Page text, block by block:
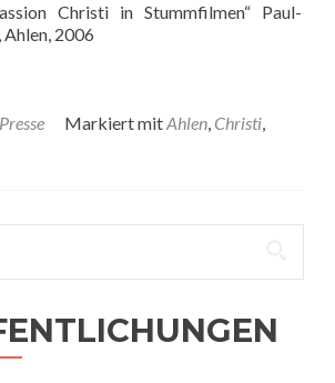
Christi in Stummfilmen“ Paul-
2006
Presse Markiert mitAhlen, Christi,